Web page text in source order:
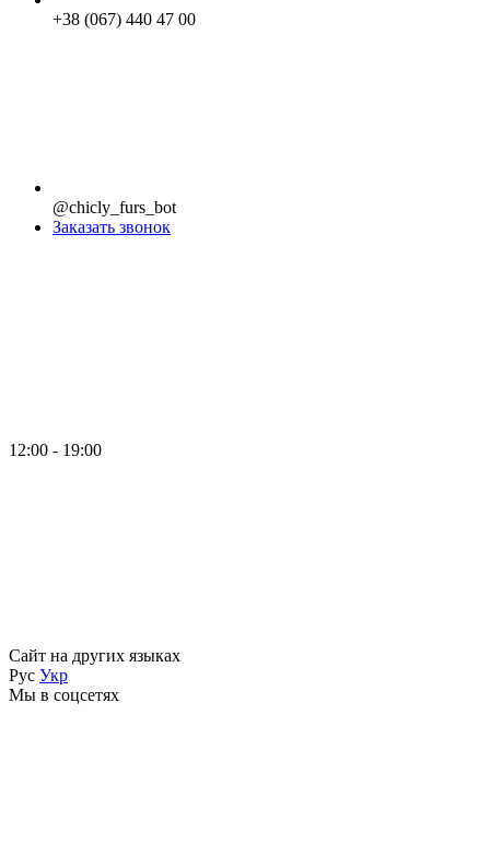
+38 (067) 440 47 00
@chicly_furs_bot
Заказать звонок
12:00 - 19:00
Сайт на других языках
Рус Укр
Мы в соцсетях